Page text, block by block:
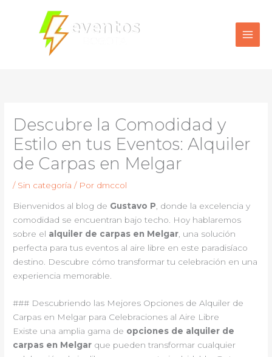
contenido
Descubre la Comodidad y
Estilo en tus Eventos: Alquiler
de Carpas en Melgar
/ Sin categoría / Por dmccol
Bienvenidos al blog de Gustavo P, donde la excelencia y
comodidad se encuentran bajo techo. Hoy hablaremos
sobre el alquiler de carpas en Melgar, una solución
perfecta para tus eventos al aire libre en este paradisíaco
destino. Descubre cómo transformar tu celebración en una
experiencia memorable.
### Descubriendo las Mejores Opciones de Alquiler de
Carpas en Melgar para Celebraciones al Aire Libre
Existe una amplia gama de opciones de alquiler de
carpas en Melgar que pueden transformar cualquier